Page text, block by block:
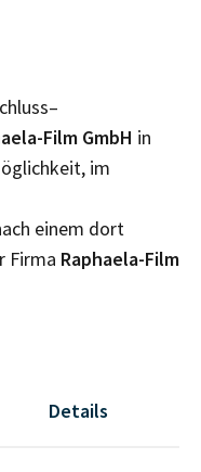
Film GmbH in
im
einem dort
Firma Raphaela-Film
Details